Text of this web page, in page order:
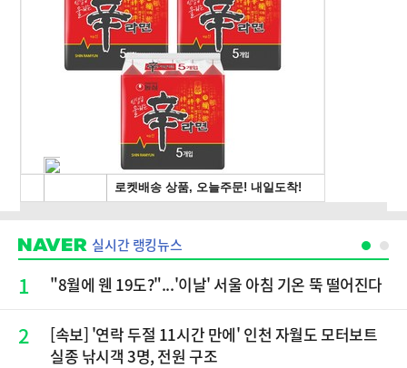
실시간 랭킹뉴스
1 "8월에 웬 19도?"...'이날' 서울 아침 기온 뚝 떨어진다
2
[속보] '연락 두절 11시간 만에' 인천 자월도 모터보트
실종 낚시객 3명, 전원 구조